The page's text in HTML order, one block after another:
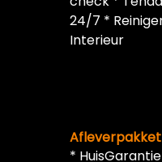
24/7 *
Interieur
*